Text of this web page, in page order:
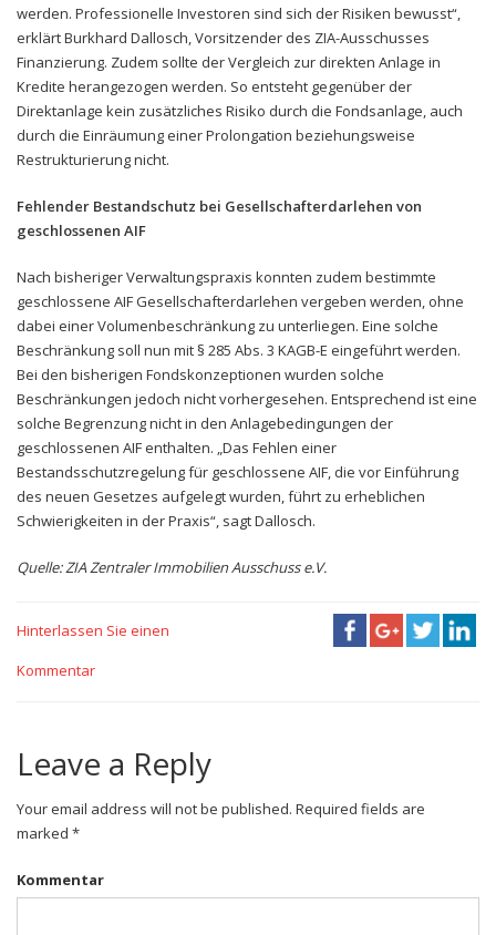
werden. Professionelle Investoren sind sich der Risiken bewusst“,
erklärt Burkhard Dallosch, Vorsitzender des ZIA-Ausschusses
Finanzierung. Zudem sollte der Vergleich zur direkten Anlage in
Kredite herangezogen werden. So entsteht gegenüber der
Direktanlage kein zusätzliches Risiko durch die Fondsanlage, auch
durch die Einräumung einer Prolongation beziehungsweise
Restrukturierung nicht.
Fehlender Bestandschutz bei Gesellschafterdarlehen von
geschlossenen AIF
Nach bisheriger Verwaltungspraxis konnten zudem bestimmte
geschlossene AIF Gesellschafterdarlehen vergeben werden, ohne
dabei einer Volumenbeschränkung zu unterliegen. Eine solche
Beschränkung soll nun mit § 285 Abs. 3 KAGB-E eingeführt werden.
Bei den bisherigen Fondskonzeptionen wurden solche
Beschränkungen jedoch nicht vorhergesehen. Entsprechend ist eine
solche Begrenzung nicht in den Anlagebedingungen der
geschlossenen AIF enthalten. „Das Fehlen einer
Bestandsschutzregelung für geschlossene AIF, die vor Einführung
des neuen Gesetzes aufgelegt wurden, führt zu erheblichen
Schwierigkeiten in der Praxis“, sagt Dallosch.
Quelle: ZIA Zentraler Immobilien Ausschuss e.V.
Hinterlassen Sie einen
Kommentar
Leave a Reply
Your email address will not be published. Required fields are
marked *
Kommentar